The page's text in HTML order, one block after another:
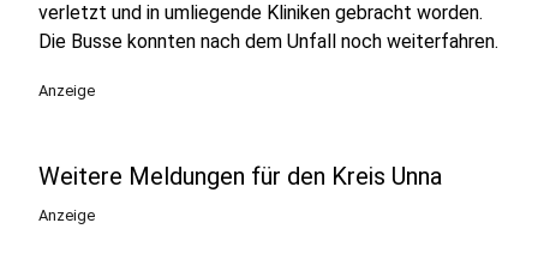
verletzt und in umliegende Kliniken gebracht worden.
Die Busse konnten nach dem Unfall noch weiterfahren.
Anzeige
Weitere Meldungen für den Kreis Unna
Anzeige